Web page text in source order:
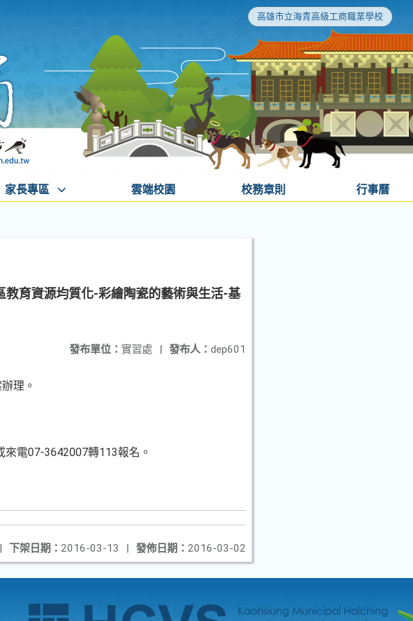
高雄市立海青高級工商職業學校
家長專區 雲端校園 校務章則 行事曆
育資源均質化-彩繪陶瓷的藝術與生活-基
發布人： dep601
發布單位： 實習處 |
理。
電07-3642007轉113報名。
發佈日期： 2016-03-02
下架日期： 2016-03-13 |
|